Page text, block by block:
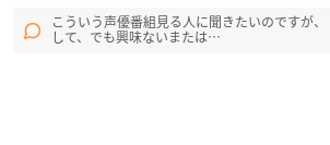
こういう声優番組見る人に聞きたいのですが
して、でも興味ないまたは…